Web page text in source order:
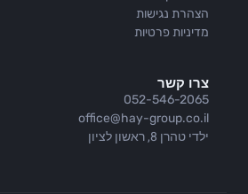
הצהרת נגישות
מדיניות פרטיות
צרו קשר
052-546-2065
office@hay-group.co.il
ילדי טהרן 8, ראשון לציון